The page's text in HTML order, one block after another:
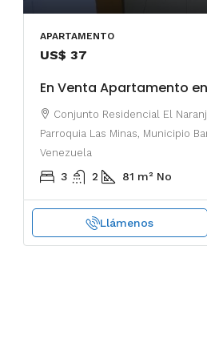
APARTAMENTO
US$ 37
En Venta Apartamento
Conjunto Residencial El
Parroquia Las Minas, Municipio
Venezuela
3 2 81 m² No
Llámenos